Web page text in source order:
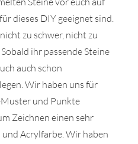
dieses DIY geeignet sind.
zu schwer, nicht zu
ihr passende Steine
auch schon
Wir haben uns für
und Punkte
Zeichnen einen sehr
Acrylfarbe. Wir haben